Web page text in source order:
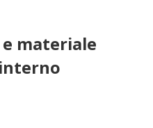
materiale